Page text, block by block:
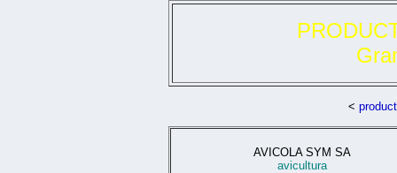
<
AVICOLA SYM SA
avicultura